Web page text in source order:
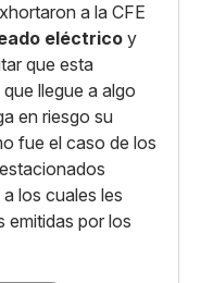
a la CFE
eléctrico y
que esta
llegue a algo
en riesgo su
fue el caso de los
los cuales les
emitidas por los